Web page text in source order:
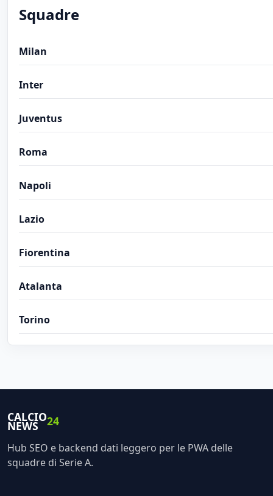
Squadre
Milan
Inter
Juventus
Roma
Napoli
Lazio
Fiorentina
Atalanta
Torino
CALCIO
NEWS 24
Hub SEO e backend dati leggero per le PWA delle
squadre di Serie A.